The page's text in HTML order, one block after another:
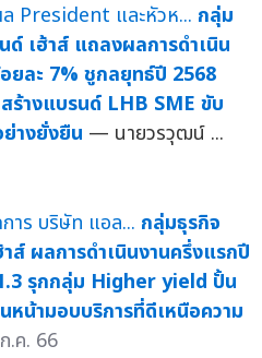
กลุ่ม
เฮ้าส์ แถลงผลการดำเนิน
ยละ 7% ชูกลยุทธ์ปี 2568
ร้างแบรนด์ LHB SME ขับ
างยั่งยืน — นายวรวุฒน์ ...
กลุ่มธุรกิจ
ส์ ผลการดำเนินงานครึ่งแรกปี
รุกกลุ่ม Higher yield ปั้น
น้ามอบบริการที่ดีเหนือความ
ก.ค. 66